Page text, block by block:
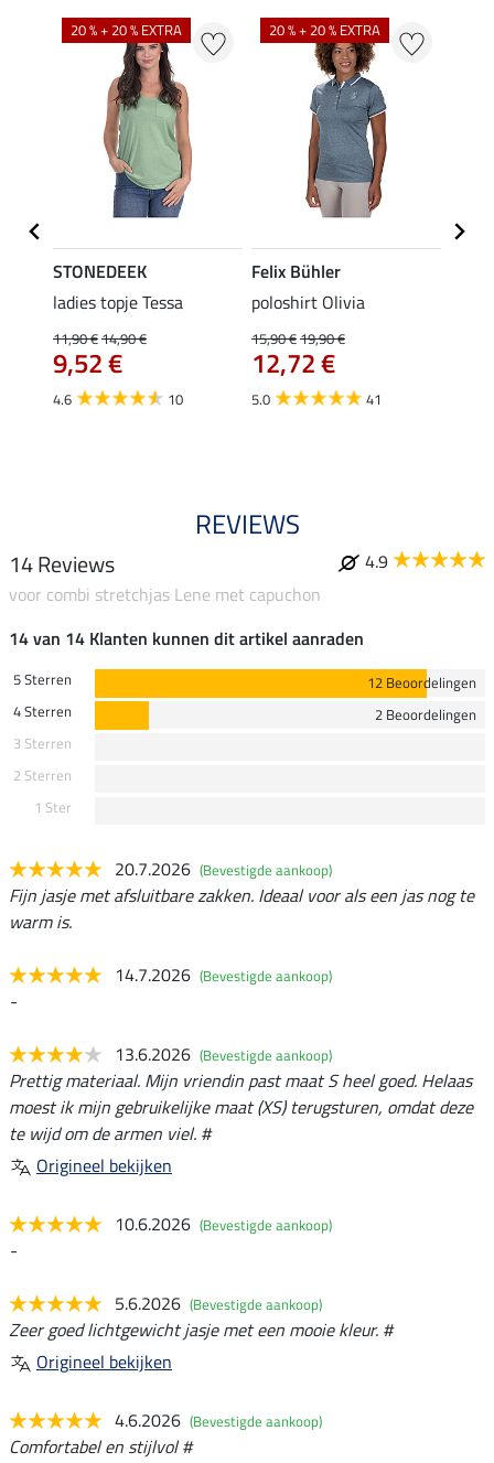
20 % + 20 % EXTRA
STONEDEEK
ladies topje Tessa
11,90 €14,90 €
9,52 €
4.6 10
20 % + 20 % EXTRA
Felix Bühler
poloshirt Olivia
15,90 €19,90 €
12,72 €
5.0 41
REVIEWS
14 Reviews
4.9
voor combi stretchjas Lene met capuchon
14 van 14 Klanten kunnen dit artikel aanraden
5 Sterren
12 Beoordelingen
4 Sterren
2 Beoordelingen
3 Sterren
2 Sterren
1 Ster
20.7.2026 (Bevestigde aankoop)
Fijn jasje met afsluitbare zakken. Ideaal voor als een jas nog te
warm is.
14.7.2026 (Bevestigde aankoop)
-
13.6.2026 (Bevestigde aankoop)
Prettig materiaal. Mijn vriendin past maat S heel goed. Helaas
moest ik mijn gebruikelijke maat (XS) terugsturen, omdat deze
te wijd om de armen viel. #
Origineel bekijken
10.6.2026 (Bevestigde aankoop)
-
5.6.2026 (Bevestigde aankoop)
Zeer goed lichtgewicht jasje met een mooie kleur. #
Origineel bekijken
4.6.2026 (Bevestigde aankoop)
Comfortabel en stijlvol #